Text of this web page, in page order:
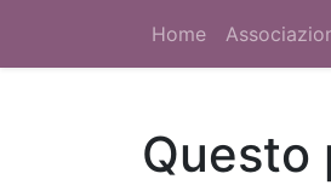
Home
Questo